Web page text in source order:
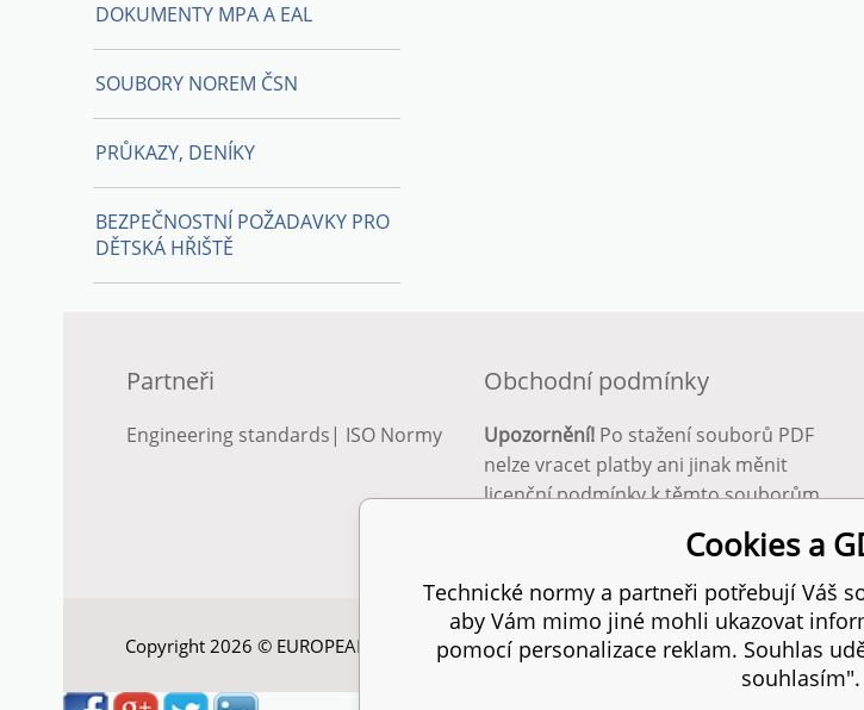
DOKUMENTY MPA A EAL
SOUBORY NOREM ČSN
PRŮKAZY, DENÍKY
BEZPEČNOSTNÍ POŽADAVKY PRO
DĚTSKÁ HŘIŠTĚ
Partneři
Engineering standards | ISO Normy
Obchodní podmínky
Upozornění! Po stažení souborů PDF
nelze vracet platby ani jinak měnit
licenční podmínky k těmto souborům.
Copyright 2026 © EUROPEAN STANDARD. Všechna práva vyhrazena.
Cookies a
Technické normy a partneři potřebují Váš
aby Vám mimo jiné mohli ukazovat
pomocí personalizace reklam. Souhlas
souhlasím".